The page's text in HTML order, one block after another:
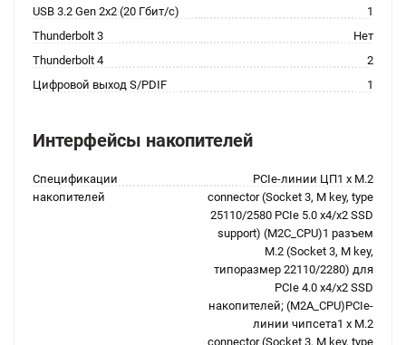
USB 3.2 Gen 2x2 (20 Гбит/с)
1
Thunderbolt 3
Нет
Thunderbolt 4
2
Цифровой выход S/PDIF
1
Интерфейсы накопителей
Спецификации
накопителей
PCIe-линии ЦП1 x M.2
connector (Socket 3, M key, type
25110/2580 PCIe 5.0 x4/x2 SSD
support) (M2C_CPU)1 разъем
M.2 (Socket 3, M key,
типоразмер 22110/2280) для
PCIe 4.0 x4/x2 SSD
накопителей; (M2A_CPU)PCIe-
линии чипсета1 x M.2
connector (Socket 3, M key, type